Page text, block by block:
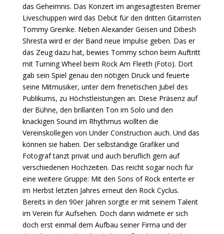
das Geheimnis. Das Konzert im angesagtesten Bremer
Liveschuppen wird das Debüt für den dritten Gitarristen
Tommy Greinke. Neben Alexander Geisen und Dibesh
Shresta wird er der Band neue Impulse geben. Das er
das Zeug dazu hat, bewies Tommy schon beim Auftritt
mit Turning Wheel beim Rock Am Fleeth (Foto). Dort
gab sein Spiel genau den nötigen Druck und feuerte
seine Mitmusiker, unter dem frenetischen Jubel des
Publikums, zu Höchstleistungen an. Diese Präsenz auf
der Bühne, den brillanten Ton im Solo und den
knackigen Sound im Rhythmus wollten die
Vereinskollegen von Under Construction auch. Und das
können sie haben. Der selbständige Grafiker und
Fotograf tanzt privat und auch beruflich gern auf
verschiedenen Hochzeiten. Das reicht sogar noch für
eine weitere Gruppe: Mit den Sons of Rock enterte er
im Herbst letzten Jahres erneut den Rock Cyclus.
Bereits in den 90er Jahren sorgte er mit seinem Talent
im Verein für Aufsehen. Doch dann widmete er sich
doch erst einmal dem Aufbau seiner Firma und der